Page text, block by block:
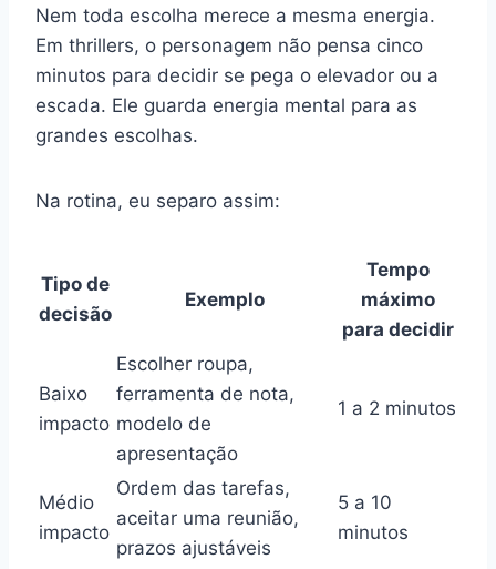
Nem toda escolha merece a mesma energia.
Em thrillers, o personagem não pensa cinco
minutos para decidir se pega o elevador ou a
escada. Ele guarda energia mental para as
grandes escolhas.
Na rotina, eu separo assim:
Tipo de
decisão
Exemplo
Tempo
máximo
para decidir
Baixo
impacto
Escolher roupa,
ferramenta de nota,
modelo de
apresentação
1 a 2 minutos
Médio
impacto
Ordem das tarefas,
aceitar uma reunião,
prazos ajustáveis
5 a 10
minutos